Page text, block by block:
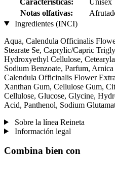
Notas olfativas:
Ingredientes (INCI)
Aqua, Calendula Officinalis
Stearate Se, Caprylic/Capric
Hydroxyethyl Cellulose,
Sodium Benzoate, Parfum,
Calendula Officinalis Flower
Xanthan Gum, Cellulose Gum,
Cellulose, Glucose, Glycine,
Acid, Panthenol, Sodium
Sobre la línea Reineta
Información legal
Combina bien con